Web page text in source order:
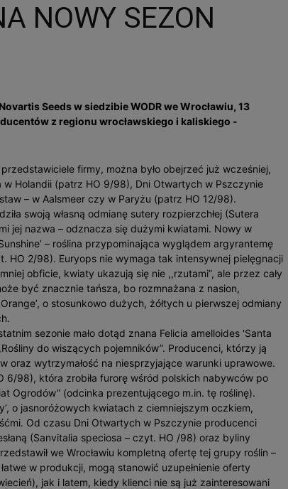
NOWY SEZON
Seeds w siedzibie WODR we Wrocławiu, 13
z regionu wrocławskiego i kaliskiego -
firmy, można było obejrzeć już wcześniej,
Holandii (patrz HO 9/98), Dni Otwartych w Pszczynie
– w Aalsmeer czy w Paryżu (patrz HO 12/98).
swoją własną odmianę sutery rozpierzchłej (Sutera
jej nazwa – odznacza się dużymi kwiatami. Nowy w
– roślina przypominająca wyglądem argyrantemę
HO 2/98). Euryops nie wymaga tak intensywnej pielęgnacji
obficie, kwiaty ukazują się nie ,,rzutami”, ale przez cały
być znacznie tańsza, bo rozmnażana z nasion,
o stosunkowo dużych, żółtych u pierwszej odmiany
sezonie mało dotąd znana Felicia amelloides 'Santa
do wiszących pojemników”. Producenci, którzy ją
oraz wytrzymałość na niesprzyjające warunki uprawowe.
6/98), która zrobiła furorę wśród polskich nabywców po
Ogrodów” (odcinka prezentującego m.in. tę roślinę).
o jasnoróżowych kwiatach z ciemniejszym oczkiem,
Od czasu Dni Otwartych w Pszczynie producenci
(Sanvitalia speciosa – czyt. HO /98) oraz byliny
we Wrocławiu kompletną ofertę tej grupy roślin –
w produkcji, mogą stanowić uzupełnienie oferty
jak i latem, kiedy klienci nie są już zainteresowani